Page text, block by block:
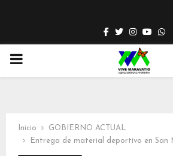
Facebook
TwitterInstagram
PRIMARY
Inicio
GOBIERNO ACTUAL
Entrega de material deportivo en San